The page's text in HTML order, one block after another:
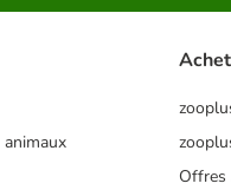
Offres